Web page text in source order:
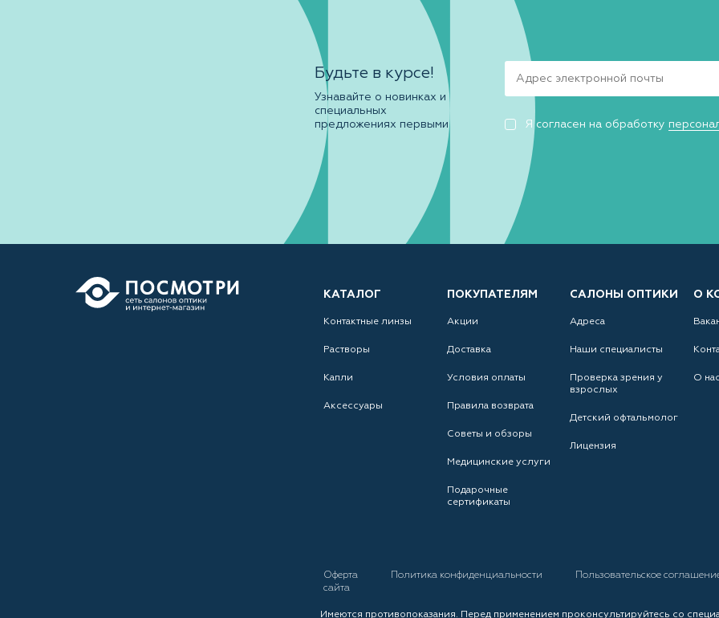
Будьте в курсе!
Узнавайте о новинках и
специальных
предложениях первыми
Я согласен на обработку
КАТАЛОГ
Контактные линзы
Растворы
Капли
Аксессуары
ПОКУПАТЕЛЯМ
Акции
Доставка
Условия оплаты
Правила возврата
Советы и обзоры
Медицинские услуги
Подарочные
сертификаты
САЛОНЫ ОПТИКИ
Адреса
Наши специалисты
Проверка зрения у
взрослых
Детский офтальмолог
Лицензия
О
О нас
Оферта Политика конфиденциальности Пользовательское
сайта
Имеются противопоказания. Перед применением проконсультируйтесь со